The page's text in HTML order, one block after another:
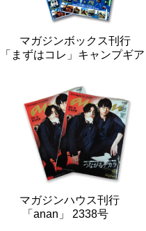
マガジンボックス刊行
「まずはコレ」キャンプギア
マガジンハウス刊行
「anan」 2338号